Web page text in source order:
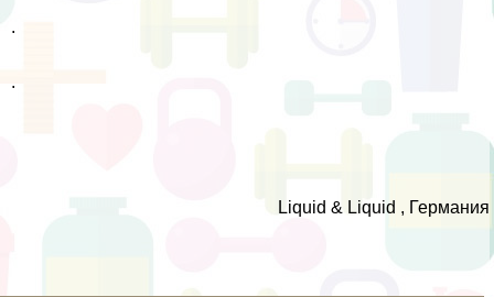
.
.
Liquid & Liquid , Германия